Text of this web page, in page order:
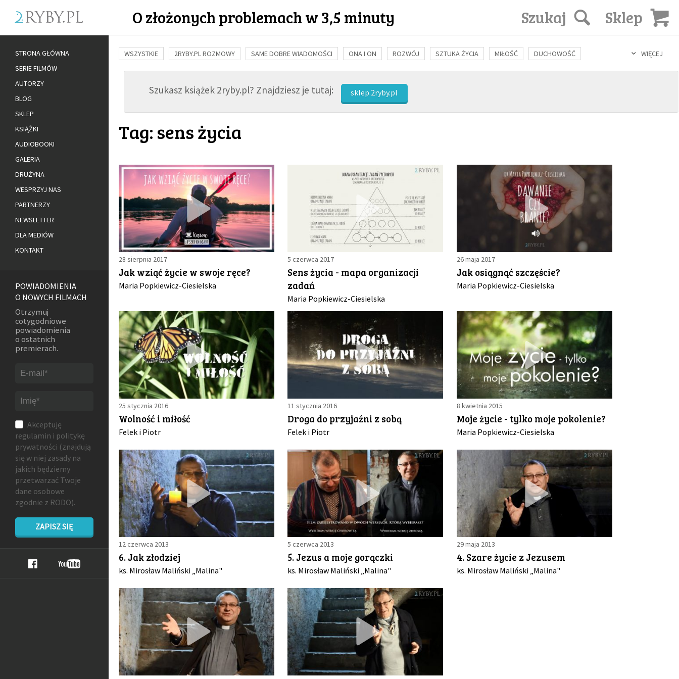
O złożonych problemach w 3,5 minuty Sklep
Szukaj
WIĘCEJ
WSZYSTKIE 2RYBY.PL ROZMOWY SAME DOBRE WIADOMOŚCI ONA I ON ROZWÓJ SZTUKA ŻYCIA MIŁOŚĆ DUCHOWOŚĆ
BUDOWANIE WIĘZI RODZINA NAUKA BIBLIA KOBIETA MĘŻCZYZNA RELIGIE FILOZOFIA KULTURA ŚWIĘCI SEKS IN VITRO
ADOPCJASzukasz książek 2ryby.pl? Znajdziesz je tutaj: sklep.2ryby.pl
Tag: sens życia
28 sierpnia 2017
Jak wziąć życie w swoje ręce?
Maria Popkiewicz-Ciesielska
5 czerwca 2017
Sens życia - mapa organizacji
zadań
Maria Popkiewicz-Ciesielska
26 maja 2017
Jak osiągnąć szczęście?
Maria Popkiewicz-Ciesielska
25 stycznia 2016
Wolność i miłość
Felek i Piotr
11 stycznia 2016
Droga do przyjaźni z sobą
Felek i Piotr
8 kwietnia 2015
Moje życie - tylko moje pokolenie?
Maria Popkiewicz-Ciesielska
12 czerwca 2013
6. Jak złodziej
ks. Mirosław Maliński „Malina"
5 czerwca 2013
5. Jezus a moje gorączki
ks. Mirosław Maliński „Malina"
29 maja 2013
4. Szare życie z Jezusem
ks. Mirosław Maliński „Malina"
STRONA GŁÓWNA
SERIE FILMÓW
AUTORZY
BLOG
SKLEP
KSIĄŻKI
AUDIOBOOKI
GALERIA
DRUŻYNA
WESPRZYJ NAS
PARTNERZY
NEWSLETTER
DLA MEDIÓW
KONTAKT
POWIADOMIENIA
O NOWYCH FILMACH
Otrzymuj
cotygodniowe
powiadomienia
o ostatnich
premierach.
Akceptuję
regulamin i politykę
prywatności (znajdują
się w niej zasady na
jakich będziemy
przetwarzać Twoje
dane osobowe
zgodnie z RODO).
ZAPISZ SIĘ